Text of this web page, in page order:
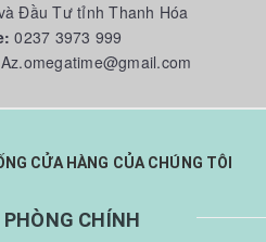
Đầu Tư tỉnh Thanh Hóa
0237 3973 999
Az.omegatime@gmail.com
CỬA HÀNG CỦA CHÚNG TÔI
CHÍNH